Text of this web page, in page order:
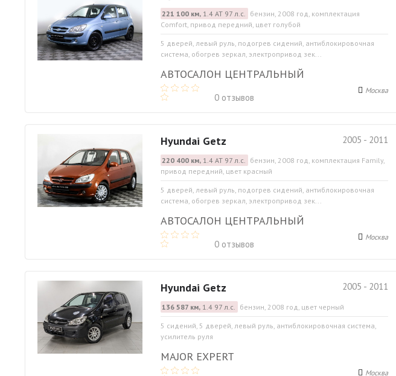
221 100 км,1.4 АТ 97 л.с. бензин, 2008 год, комплектация
Comfort, привод передний, цвет голубой
5 дверей, левый руль, подогрев сидений, антиблокировочная
система, обогрев зеркал, электропривод зек...
АВТОСАЛОН ЦЕНТРАЛЬНЫЙ
0 отзывов
Москва
2005 - 2011
Hyundai Getz
220 400 км,1.4 АТ 97 л.с. бензин, 2008 год, комплектация Family,
привод передний, цвет красный
5 дверей, левый руль, подогрев сидений, антиблокировочная
система, обогрев зеркал, электропривод зек...
АВТОСАЛОН ЦЕНТРАЛЬНЫЙ
0 отзывов
Москва
2005 - 2011
Hyundai Getz
136 587 км,1.4 97 л.с. бензин, 2008 год, цвет черный
5 сидений, 5 дверей, левый руль, антиблокировочная система,
усилитель руля
MAJOR EXPERT
Москва